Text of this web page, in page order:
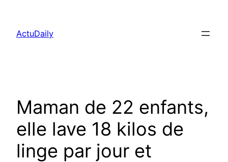
contenu
ActuDaily
Maman de 22 enfants,
elle lave 18 kilos de
linge par jour et